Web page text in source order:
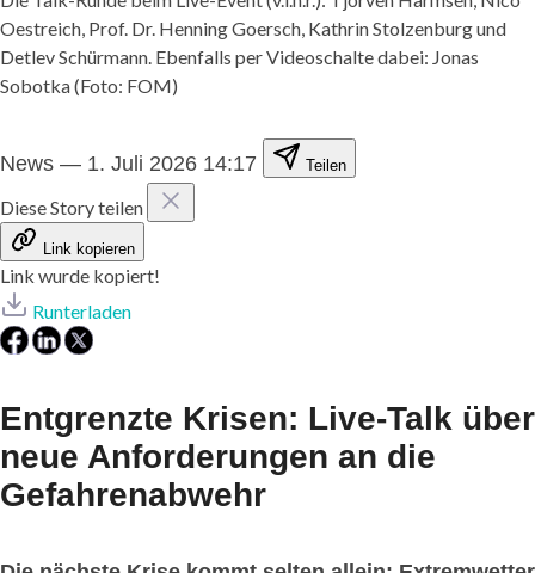
Oestreich, Prof. Dr. Henning Goersch, Kathrin Stolzenburg und
Detlev Schürmann. Ebenfalls per Videoschalte dabei: Jonas
Sobotka (Foto: FOM)
News — 1. Juli 2026 14:17 Teilen
Diese Story teilen
Link kopieren
Link wurde kopiert!
Runterladen
Entgrenzte Krisen: Live-Talk über
neue Anforderungen an die
Gefahrenabwehr